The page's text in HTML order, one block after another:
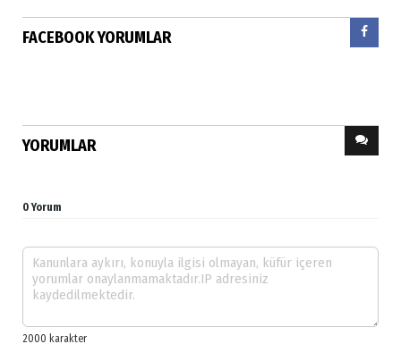
FACEBOOK YORUMLAR
YORUMLAR
0 Yorum